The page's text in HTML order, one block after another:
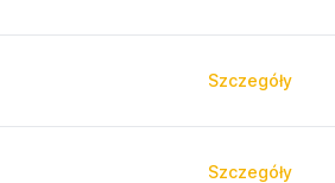
Szczegóły
Szczegóły